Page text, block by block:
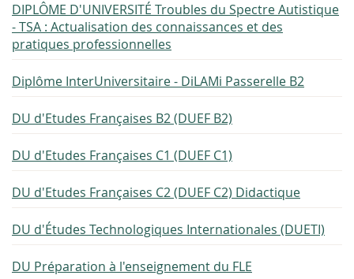
DIPLÔME D'UNIVERSITÉ Troubles du Spectre Autistique
- TSA : Actualisation des connaissances et des
pratiques professionnelles
Diplôme InterUniversitaire - DiLAMi Passerelle B2
DU d'Etudes Françaises B2 (DUEF B2)
DU d'Etudes Françaises C1 (DUEF C1)
DU d'Etudes Françaises C2 (DUEF C2) Didactique
DU d'Études Technologiques Internationales (DUETI)
DU Préparation à l'enseignement du FLE